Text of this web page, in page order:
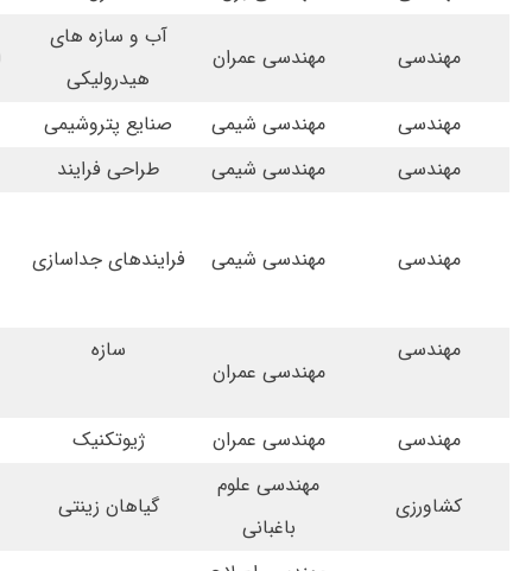
مهندسی مهندسی عمران
آب و سازه های
هیدرولیکی
مهندسی مهندسی شیمی
صنایع پتروشیمی
مهندسی
مهندسی شیمی طراحی فرایند
مهندسی مهندسی شیمی فرایندهای جداسازی
مهندسی
مهندسی عمران
سازه
مهندسی
مهندسی عمران ژیوتکنیک
کشاورزی
مهندسی علوم
باغبانی
گیاهان زینتی